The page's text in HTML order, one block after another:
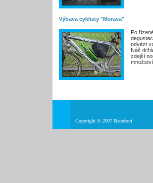
Výbava cyklisty "Morava"
Po
odvézt
Náš
zdejší
množství
Copyright © 2007 Benešovi